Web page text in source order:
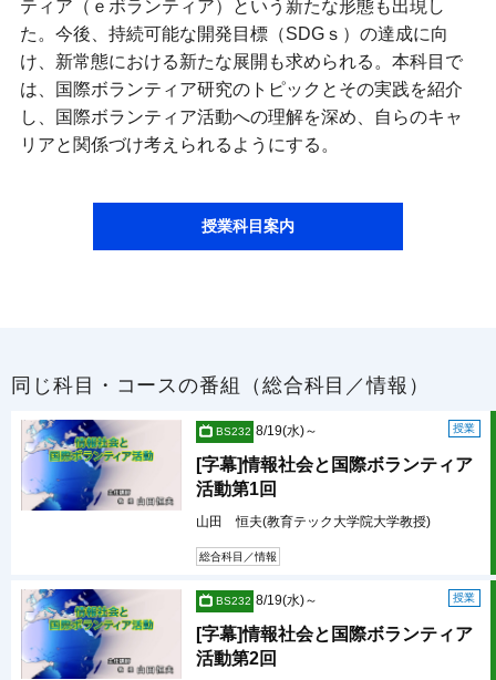
ティア（ｅボランティア）という新たな形態も出現し
た。今後、持続可能な開発目標（SDGｓ）の達成に向
け、新常態における新たな展開も求められる。本科目で
は、国際ボランティア研究のトピックとその実践を紹介
し、国際ボランティア活動への理解を深め、自らのキャ
リアと関係づけ考えられるようにする。
授業科目案内
同じ科目・コースの番組（総合科目／情報）
BS232 授業
8/19(水)～
[字幕]情報社会と国際ボランティア
活動第1回
山田 恒夫(教育テック大学院大学教授)
総合科目／情報
BS232 授業
8/19(水)～
[字幕]情報社会と国際ボランティア
活動第2回